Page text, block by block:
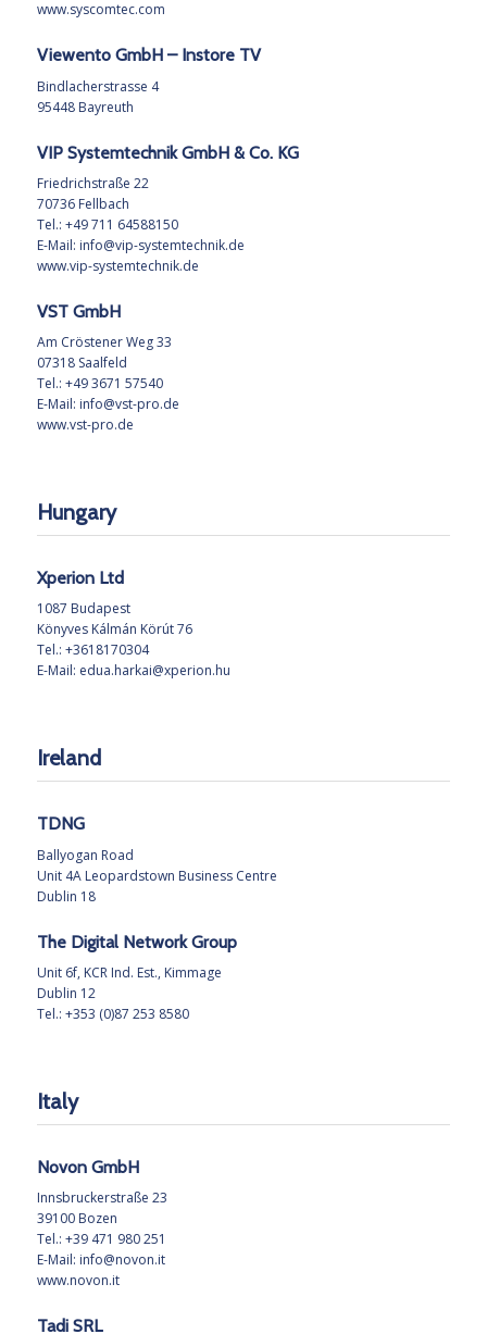
www.syscomtec.com
Viewento GmbH – Instore TV
Bindlacherstrasse 4
95448 Bayreuth
VIP Systemtechnik GmbH & Co. KG
Friedrichstraße 22
70736 Fellbach
Tel.: +49 711 64588150
E-Mail: info@vip-systemtechnik.de
www.vip-systemtechnik.de
VST GmbH
Am Cröstener Weg 33
07318 Saalfeld
Tel.: +49 3671 57540
E-Mail: info@vst-pro.de
www.vst-pro.de
Hungary
Xperion Ltd
1087 Budapest
Könyves Kálmán Körút 76
Tel.: +3618170304
E-Mail: edua.harkai@xperion.hu
Ireland
TDNG
Ballyogan Road
Unit 4A Leopardstown Business Centre
Dublin 18
The Digital Network Group
Unit 6f, KCR Ind. Est., Kimmage
Dublin 12
Tel.: +353 (0)87 253 8580
Italy
Novon GmbH
Innsbruckerstraße 23
39100 Bozen
Tel.: +39 471 980 251
E-Mail: info@novon.it
www.novon.it
Tadi SRL